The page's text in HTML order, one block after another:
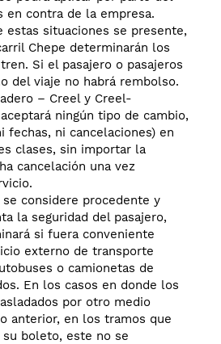
en contra de la empresa.
estas situaciones se presente,
Chepe determinarán los
Si el pasajero o pasajeros
del viaje no habrá rembolso.
– Creel y Creel-
ningún tipo de cambio,
fechas, ni cancelaciones) en
clases, sin importar la
cancelación una vez
considere procedente y
la seguridad del pasajero,
si fuera conveniente
externo de transporte
o camionetas de
En los casos en donde los
por otro medio
anterior, en los tramos que
su boleto, este no se